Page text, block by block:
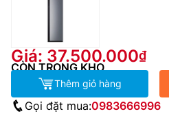
Giá: 37.500.000
CÒN TRONG KHO
Thêm giỏ hàng
Gọi đặt mua:0983666996